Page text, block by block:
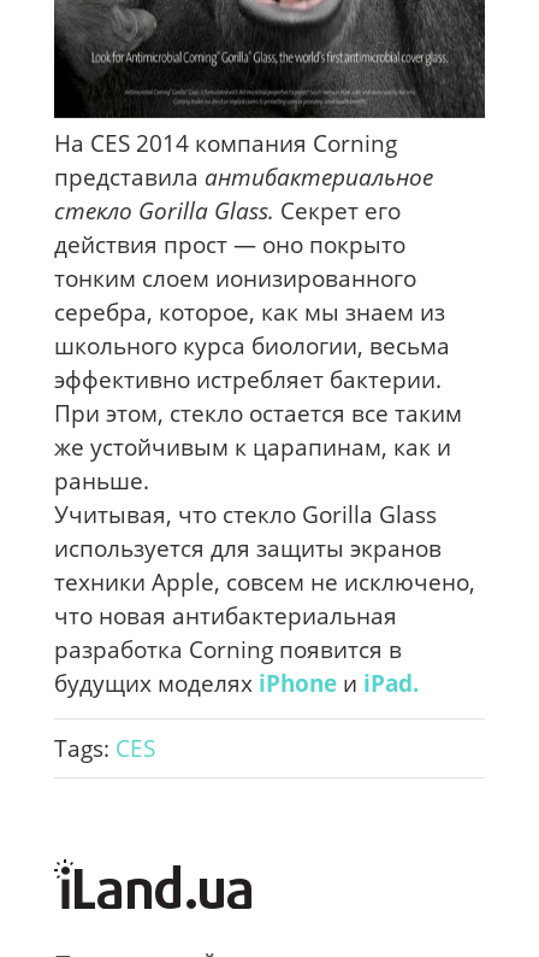
На CES 2014 компания Corning
представила антибактериальное
стекло Gorilla Glass. Секрет его
действия прост — оно покрыто
тонким слоем ионизированного
серебра, которое, как мы знаем из
школьного курса биологии, весьма
эффективно истребляет бактерии.
При этом, стекло остается все таким
же устойчивым к царапинам, как и
раньше.
Учитывая, что стекло Gorilla Glass
используется для защиты экранов
техники Apple, совсем не исключено,
что новая антибактериальная
разработка Corning появится в
будущих моделях iPhoneи iPad.
Tags: CES